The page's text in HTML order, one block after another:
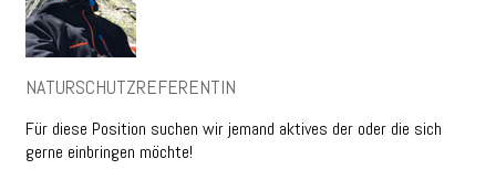
NATURSCHUTZREFERENTIN
Für diese Position suchen wir jemand aktives der oder die sich
gerne einbringen möchte!